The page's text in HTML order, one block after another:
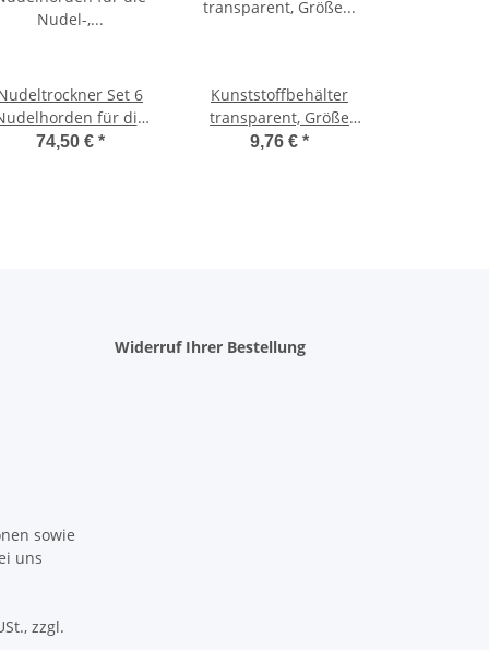
Set 6
für die
Nudel-, Obst- und
74,50 € *
Kunststoffbehälter
transparent, Größe
40x30x22cm
9,76 € *
sowie
uns
zzgl.
Widerruf Ihrer Bestellung